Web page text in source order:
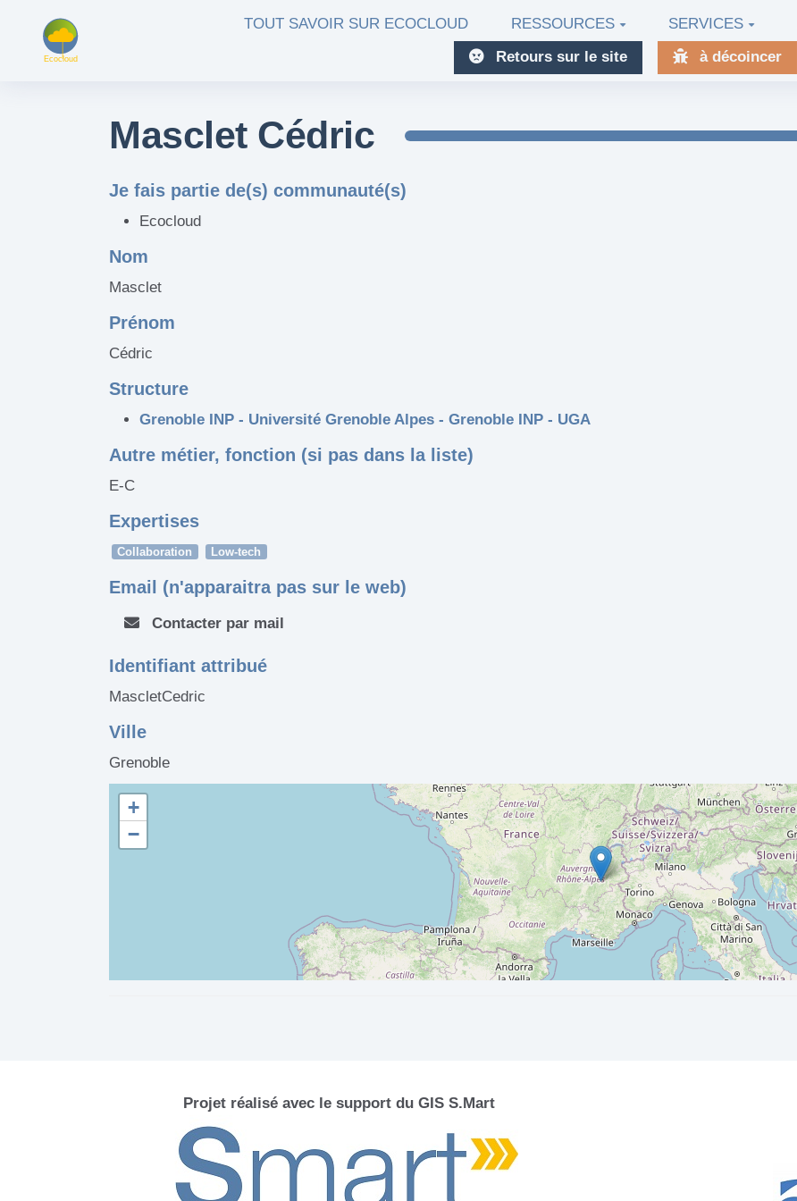
Aller au contenu principal TOUT SAVOIR SUR ECOCLOUD RESSOURCES SERVICES
Retours sur le site
à décoincer
Masclet Cédric
Je fais partie de(s) communauté(s)
Ecocloud
Nom
Masclet
Prénom
Cédric
Structure
Grenoble INP - Université Grenoble Alpes - Grenoble INP - UGA
Autre métier, fonction (si pas dans la liste)
E-C
Expertises
Collaboration Low-tech
Email (n'apparaitra pas sur le web)
Contacter par mail
Identifiant attribué
MascletCedric
Ville
Grenoble
+
−
Projet réalisé avec le support du GIS S.Mart